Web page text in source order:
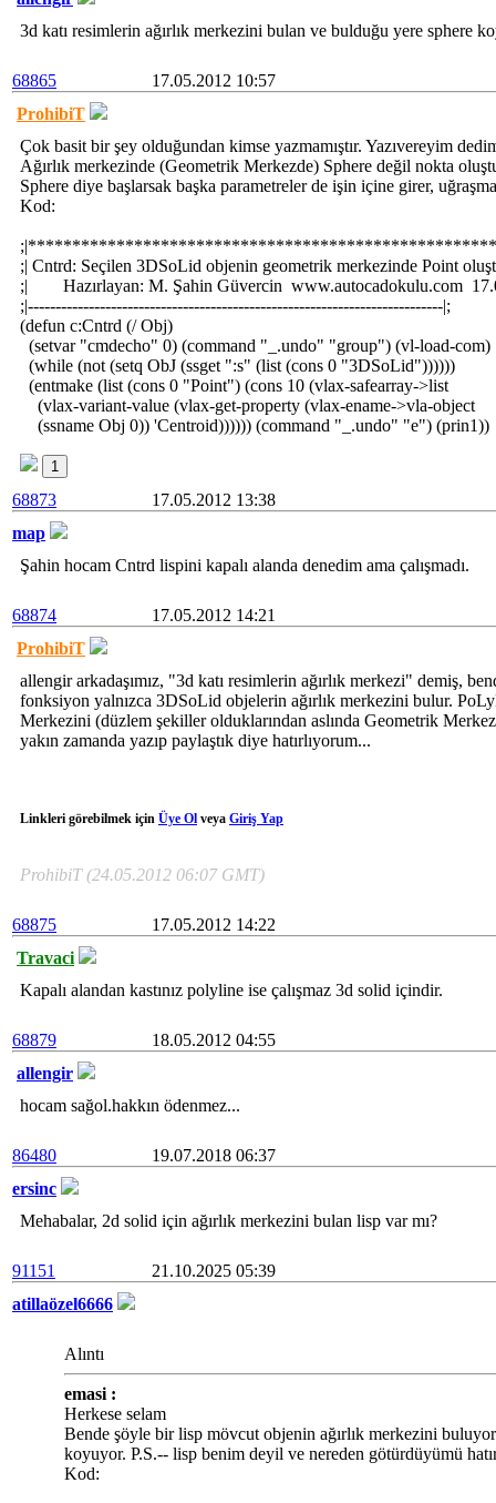
3d katı resimlerin ağırlık merkezini bulan ve bulduğu yere sphere
68865
17.05.2012 10:57
ProhibiT
Çok basit bir şey olduğundan kimse yazmamıştır. Yazıvereyim
Ağırlık merkezinde (Geometrik Merkezde) Sphere değil nokta
Sphere diye başlarsak başka parametreler de işin içine girer,
Kod:
;| Cntrd: Seçilen 3DSoLid objenin geometrik merkezinde Point
;| Hazırlayan: M. Şahin Güvercin www.autocadokulu.com
;|---------------------------------------------------------------------------|;
(defun c:Cntrd (/ Obj)
(setvar "cmdecho" 0) (command "_.undo" "group") (vl-load-com)
(while (not (setq ObJ (ssget ":s" (list (cons 0 "3DSoLid"))))))
(entmake (list (cons 0 "Point") (cons 10 (vlax-safearray->list
(vlax-variant-value (vlax-get-property (vlax-ename->vla-object
(ssname Obj 0)) 'Centroid)))))) (command "_.undo" "e") (prin1))
1
68873
17.05.2012 13:38
map
Şahin hocam Cntrd lispini kapalı alanda denedim ama çalışmadı.
68874
17.05.2012 14:21
ProhibiT
allengir arkadaşımız, "3d katı resimlerin ağırlık merkezi" demiş,
fonksiyon yalnızca 3DSoLid objelerin ağırlık merkezini bulur.
Merkezini (düzlem şekiller olduklarından aslında Geometrik
yakın zamanda yazıp paylaştık diye hatırlıyorum...
Linkleri görebilmek için Üye Ol veya Giriş Yap
ProhibiT (24.05.2012 06:07 GMT)
68875
17.05.2012 14:22
Travaci
Kapalı alandan kastınız polyline ise çalışmaz 3d solid içindir.
68879
18.05.2012 04:55
allengir
hocam sağol.hakkın ödenmez...
86480
19.07.2018 06:37
ersinc
Mehabalar, 2d solid için ağırlık merkezini bulan lisp var mı?
91151
21.10.2025 05:39
atillaözel6666
Alıntı
emasi :
Herkese selam
Bende şöyle bir lisp mövcut objenin ağırlık merkezini
koyuyor. P.S.-- lisp benim deyil ve nereden götürdüyümü
Kod: